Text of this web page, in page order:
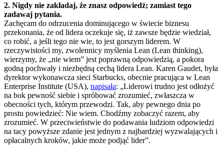
2. Nigdy nie zakładaj, że znasz odpowiedź; zamiast tego
zadawaj pytania.
Zachęcam do odrzucenia dominującego w świecie biznesu
przekonania, że od lidera oczekuje się, iż zawsze będzie wiedział,
co robić, a jeśli tego nie wie, to jest gorszym liderem. W
rzeczywistości my, zwolennicy myślenia Lean (Lean thinking),
wierzymy, że „nie wiem” jest poprawną odpowiedzią, a pokora
godną pochwały i niezbędną cechą lidera Lean. Karen Gaudet, była
dyrektor wykonawcza sieci Starbucks, obecnie pracująca w Lean
Enterprise Institute (USA), napisała: „Liderowi trudno jest odłożyć
na bok pewność siebie i spróbować zrozumieć, zwłaszcza w
obecności tych, którym przewodzi. Tak, aby pewnego dnia po
prostu powiedzieć: Nie wiem. Chodźmy zobaczyć razem, aby
zrozumieć. W przeciwieństwie do podawania ludziom odpowiedzi
na tacy powyższe zdanie jest jednym z najbardziej wyzwalających i
opłacalnych kroków, jakie może podjąć lider”.